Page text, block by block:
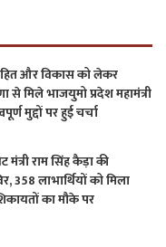
और विकास को लेकर
से मिले भाजयुमो प्रदेश महामंत्री
मुद्दों पर हुई चर्चा
राम सिंह कैड़ा की
358 लाभार्थियों को मिला
का मौके पर